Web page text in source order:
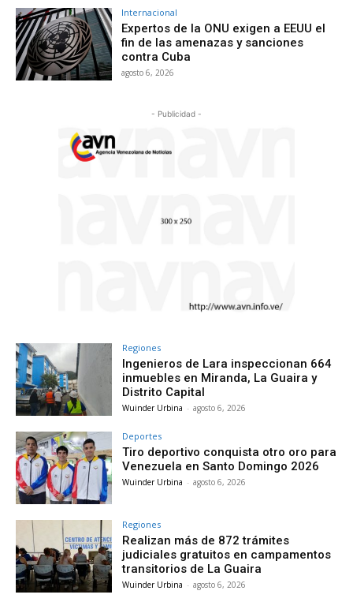
Internacional
Expertos de la ONU exigen a EEUU el
fin de las amenazas y sanciones
contra Cuba
agosto 6, 2026
- Publicidad -
Regiones
Ingenieros de Lara inspeccionan 664
inmuebles en Miranda, La Guaira y
Distrito Capital
Wuinder Urbina - agosto 6, 2026
Deportes
Tiro deportivo conquista otro oro para
Venezuela en Santo Domingo 2026
Wuinder Urbina - agosto 6, 2026
Regiones
Realizan más de 872 trámites
judiciales gratuitos en campamentos
transitorios de La Guaira
Wuinder Urbina - agosto 6, 2026